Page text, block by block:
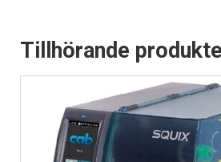
Tillhörande